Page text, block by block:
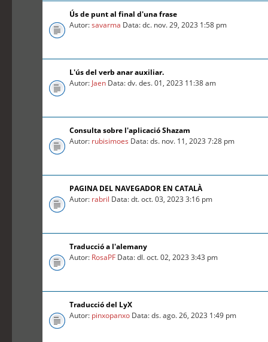
Ús de punt al final d'una frase
Autor:savarma Data: dc. nov. 29, 2023 1:58 pm
L'ús del verb anar auxiliar.
Autor: Jaen Data: dv. des. 01, 2023 11:38 am
Consulta sobre l'aplicació Shazam
Autor: rubisimoes Data: ds. nov. 11, 2023 7:28 pm
PAGINA DEL NAVEGADOR EN CATALÀ
Autor: rabril Data: dt. oct. 03, 2023 3:16 pm
Traducció a l'alemany
Autor: RosaPF Data: dl. oct. 02, 2023 3:43 pm
Traducció del LyX
Autor: pinxopanxo Data: ds. ago. 26, 2023 1:49 pm